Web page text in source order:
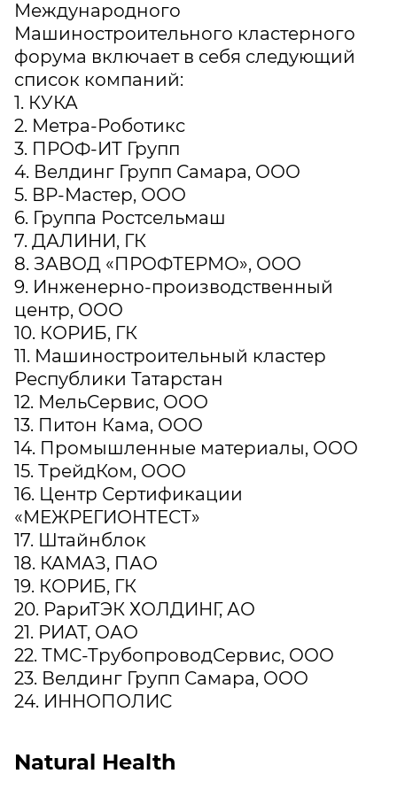
Международного
Машиностроительного кластерного
форума включает в себя следующий
список компаний:
1. КУКА
2. Метра-Роботикс
3. ПРОФ-ИТ Групп
4. Велдинг Групп Самара, ООО
5. ВР-Мастер, ООО
6. Группа Ростсельмаш
7. ДАЛИНИ, ГК
8. ЗАВОД «ПРОФТЕРМО», ООО
9. Инженерно-производственный
центр, ООО
10. КОРИБ, ГК
11. Машиностроительный кластер
Республики Татарстан
12. МельСервис, ООО
13. Питон Кама, ООО
14. Промышленные материалы, ООО
15. ТрейдКом, ООО
16. Центр Сертификации
«МЕЖРЕГИОНТЕСТ»
17. Штайнблок
18. КАМАЗ, ПАО
19. КОРИБ, ГК
20. РариТЭК ХОЛДИНГ, АО
21. РИАТ, ОАО
22. ТМС-ТрубопроводСервис, ООО
23. Велдинг Групп Самара, ООО
24. ИННОПОЛИС
Natural Health